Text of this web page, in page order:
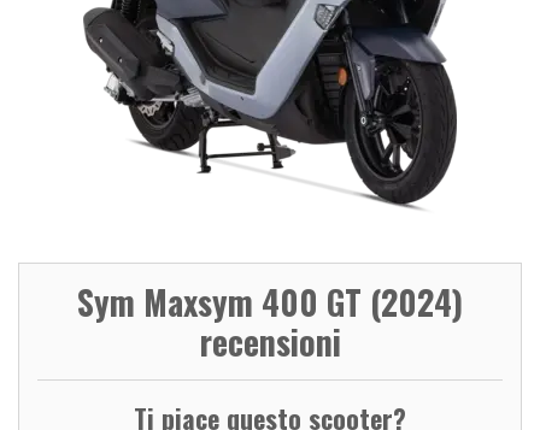
Sym Maxsym 400 GT (2024)
recensioni
Ti piace questo scooter?